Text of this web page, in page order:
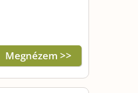
Megnézem >>